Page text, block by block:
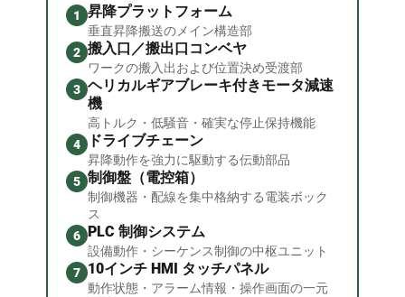
1 昇降プラットフォーム
垂直昇降搬送のメイン構造部
2 搬入口／搬出口コンベヤ
ワークの搬入出および位置決め受渡部
3 ヘリカルギアブレーキ付きモータ減速
機
高トルク・低騒音・確実な停止保持機能
4 ドライブチェーン
昇降動作を強力に駆動する伝動部品
5 制御盤（電控箱）
制御機器・配線を集中格納する電装ボック
ス
6 PLC 制御システム
設備動作・シーケンス制御の中枢ユニット
7 10インチ HMI タッチパネル
動作状態・アラーム情報・操作画面の一元